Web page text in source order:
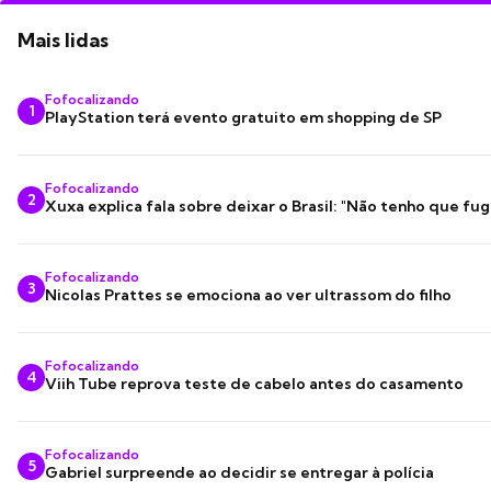
Mais lidas
1
Fofocalizando
PlayStation terá evento gratuito em shopping de SP
2
Fofocalizando
Xuxa explica fala sobre deixar o Brasil: "Não tenho que
3
Fofocalizando
Nicolas Prattes se emociona ao ver ultrassom do filho
4
Fofocalizando
Viih Tube reprova teste de cabelo antes do casamento
5
Fofocalizando
Gabriel surpreende ao decidir se entregar à polícia